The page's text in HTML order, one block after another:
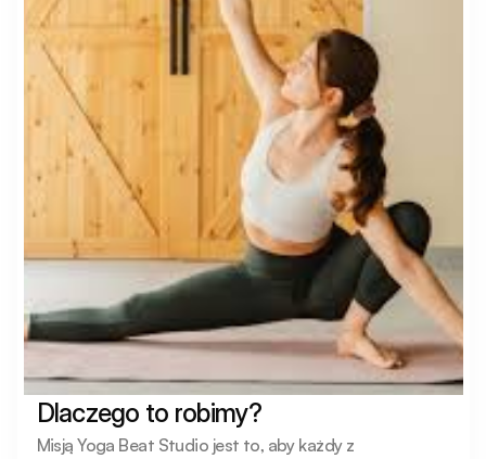
Dlaczego to robimy?
Misją Yoga Beat Studio jest to, aby każdy z